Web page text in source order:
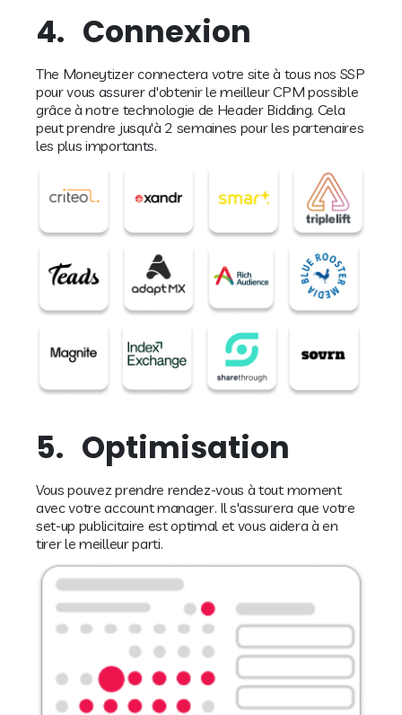
4. Connexion
The Moneytizer connectera votre site à tous nos SSP
pour vous assurer d'obtenir le meilleur CPM possible
grâce à notre technologie de Header Bidding. Cela
peut prendre jusqu'à 2 semaines pour les partenaires
les plus importants.
5. Optimisation
Vous pouvez prendre rendez-vous à tout moment
avec votre account manager. Il s'assurera que votre
set-up publicitaire est optimal et vous aidera à en
tirer le meilleur parti.